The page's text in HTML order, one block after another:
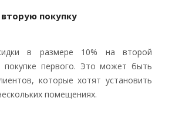
покупку
в размере 10% на второй
покупке первого. Это может быть
которые хотят установить
помещениях.